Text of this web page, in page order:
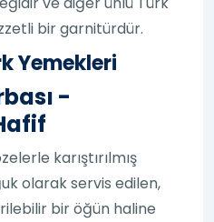
bir garnitürdür.
Yemekleri
-
karıştırılmış
olarak servis edilen,
bir öğün haline